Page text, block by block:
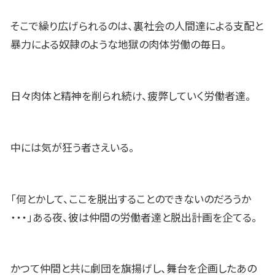
そこで繰り広げられるのは、裏社会の人間達による支配と
暴力による奴隷のような地獄の肉体労働の毎日。
日々肉体と精神を削られ続け、疲弊していく労働者達。
中には気が狂う者さえいる。
「何とかして、ここを脱出することのできないのだろうか
・・・」ある夜、彼は仲間の労働者達と脱出計画を企てる。
かつて仲間と共に劇団を旗揚げし、舞台を企画したあの